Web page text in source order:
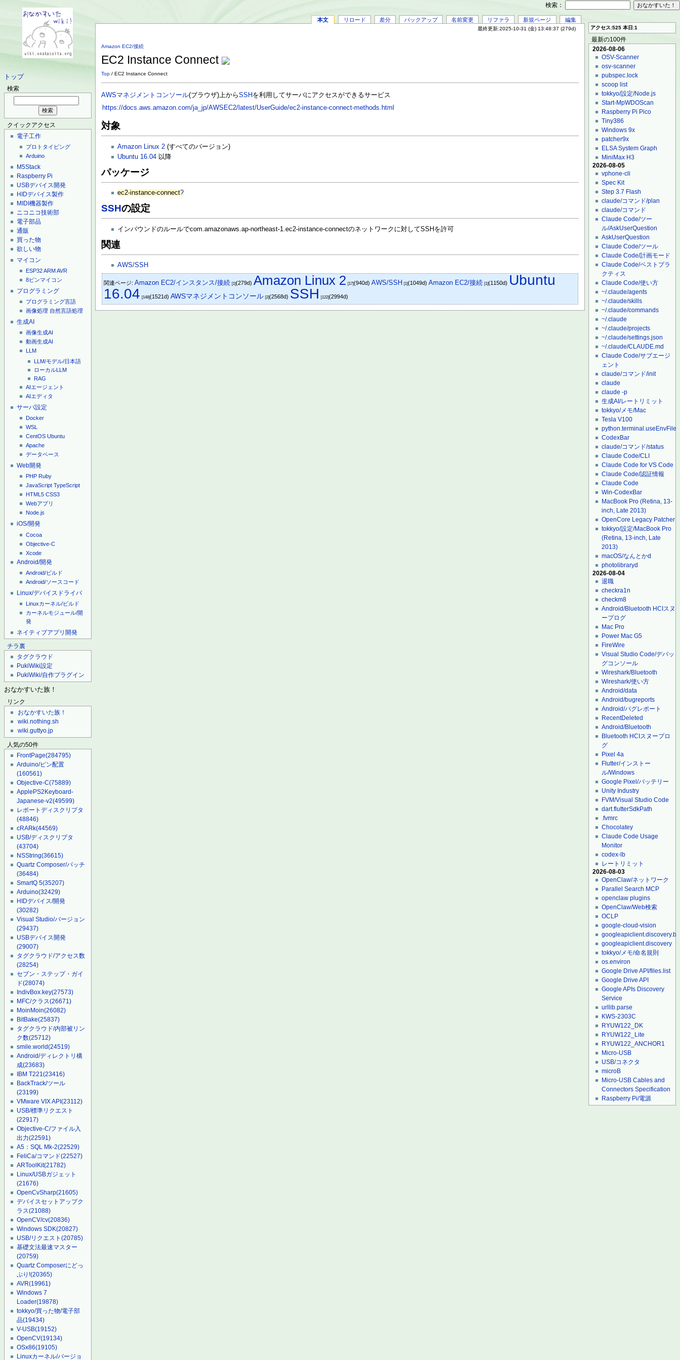
トップ
検索
クイックアクセス
電子工作
プロトタイピング
Arduino
M5Stack
Raspberry Pi
USBデバイス開発
HIDデバイス製作
MIDI機器製作
ニコニコ技術部
電子部品
通販
買った物
欲しい物
マイコン
ESP32ARMAVR
8ピンマイコン
プログラミング
プログラミング言語
画像処理 自然言語処理
生成AI
画像生成AI
動画生成AI
LLM
LLM/モデル/日本語
ローカルLLM
RAG
AIエージェント
AIエディタ
サーバ設定
Docker
WSL
CentOS Ubuntu
Apache
データベース
Web開発
PHP Ruby
JavaScript TypeScript
HTML5 CSS3
Webアプリ
Node.js
iOS/開発
Cocoa
Objective-C
Xcode
Android/開発
Android/ビルド
Android/ソースコード
Linux/デバイスドライバ
Linuxカーネル/ビルド
カーネルモジュール/開
発
ネイティブアプリ開発
チラ裏
タグクラウド
PukiWiki設定
PukiWiki/自作プラグイン
おなかすいた族！
リンク
おなかすいた族！
wiki.nothing.sh
wiki.guttyo.jp
人気の50件
FrontPage(284795)
Arduino/ピン配置
(160561)
Objective-C(75889)
ApplePS2Keyboard-
Japanese-v2(49599)
レポートディスクリプタ
(48846)
cRARk(44569)
USB/ディスクリプタ
(43704)
NSString(36615)
Quartz Composer/パッチ
(36484)
SmartQ 5(35207)
Arduino(32429)
HIDデバイス/開発
(30282)
Visual Studio/バージョン
(29437)
USBデバイス開発
(29007)
タグクラウド/アクセス数
(28254)
セブン・ステップ・ガイ
ド(28074)
IndivBox.key(27573)
MFC/クラス(26671)
MoinMoin(26082)
BitBake(25837)
タグクラウド/内部被リン
ク数(25712)
smile.world(24519)
Android/ディレクトリ構
成(23683)
IBM T221(23416)
BackTrack/ツール
(23199)
VMware VIX API(23112)
USB/標準リクエスト
(22917)
Objective-C/ファイル入
出力(22591)
A5：SQL Mk-2(22529)
FeliCa/コマンド(22527)
ARToolKit(21782)
Linux/USBガジェット
(21676)
OpenCvSharp(21605)
デバイスセットアップク
ラス(21088)
OpenCV/cv(20836)
Windows SDK(20827)
USB/リクエスト(20785)
基礎文法最速マスター
(20759)
Quartz Composerにどっ
ぷり!(20365)
AVR(19961)
Windows 7
Loader(19878)
tokkyo/買った物/電子部
品(19434)
V-USB(19152)
OpenCV(19134)
OSx86(19105)
Linuxカーネル/バージョ
本文 リロード 差分 バックアップ 名前変更 リファラ 新規ページ 編集
最終更新:2025-10-31 (金) 13:48:37 (279d)
Amazon EC2/接続
EC2 Instance Connect
Top / EC2 Instance Connect
AWSマネジメントコンソール(ブラウザ)上からSSHを利用してサーバにアクセスができるサービス
https://docs.aws.amazon.com/ja_jp/AWSEC2/latest/UserGuide/ec2-instance-connect-methods.html
対象
Amazon Linux 2 (すべてのバージョン)
Ubuntu 16.04 以降
パッケージ
ec2-instance-connect?
SSHの設定
インバウンドのルールでcom.amazonaws.ap-northeast-1.ec2-instance-connectのネットワークに対してSSHを許可
関連
AWS/SSH
関連ページ:Amazon EC2/インスタンス/接続 [1](279d)Amazon Linux 2 [17](940d)AWS/SSH [1](1049d)Amazon EC2/接続 [1](1150d) Ubuntu
16.04 [148](1521d)AWSマネジメントコンソール [2](2568d) SSH [122](2994d)
アクセス:525 本日:1
最新の100件
2026-08-06
OSV-Scanner
osv-scanner
pubspec.lock
scoop list
tokkyo/設定/Node.js
Start-MpWDOScan
Raspberry Pi Pico
Tiny386
Windows 9x
patcher9x
ELSA System Graph
MiniMax H3
2026-08-05
vphone-cli
Spec Kit
Step 3.7 Flash
claude/コマンド/plan
claude/コマンド
Claude Code/ツー
ル/AskUserQuestion
AskUserQuestion
Claude Code/ツール
Claude Code/計画モード
Claude Code/ベストプラ
クティス
Claude Code/使い方
~/.claude/agents
~/.claude/skills
~/.claude/commands
~/.claude
~/.claude/projects
~/.claude/settings.json
~/.claude/CLAUDE.md
Claude Code/サブエージ
ェント
claude/コマンド/init
claude
claude -p
生成AI/レートリミット
tokkyo/メモ/Mac
Tesla V100
python.terminal.useEnvFile
CodexBar
claude/コマンド/status
Claude Code/CLI
Claude Code for VS Code
Claude Code/認証情報
Claude Code
Win-CodexBar
MacBook Pro (Retina, 13-
inch, Late 2013)
OpenCore Legacy Patcher
tokkyo/設定/MacBook Pro
(Retina, 13-inch, Late
2013)
macOS/なんとかd
photolibraryd
2026-08-04
退職
checkra1n
checkm8
Android/Bluetooth HCIスヌ
ープログ
Mac Pro
Power Mac G5
FireWire
Visual Studio Code/デバッ
グコンソール
Wireshark/Bluetooth
Wireshark/使い方
Android/data
Android/bugreports
Android/バグレポート
RecentDeleted
Android/Bluetooth
Bluetooth HCIスヌープロ
グ
Pixel 4a
Flutter/インストー
ル/Windows
Google Pixel/バッテリー
Unity Industry
FVM/Visual Studio Code
dart.flutterSdkPath
.fvmrc
Chocolatey
Claude Code Usage
Monitor
codex-lb
レートリミット
2026-08-03
OpenClaw/ネットワーク
Parallel Search MCP
openclaw plugins
OpenClaw/Web検索
OCLP
google-cloud-vision
googleapiclient.discovery
tokkyo/メモ/命名規則
os.environ
Google Drive API/files.list
Google Drive API
Google APIs Discovery
Service
urllib.parse
KWS-2303C
RYUW122_DK
RYUW122_Lite
RYUW122_ANCHOR1
Micro-USB
USB/コネクタ
microB
Micro-USB Cables and
Connectors Specification
Raspberry Pi/電源
検索：